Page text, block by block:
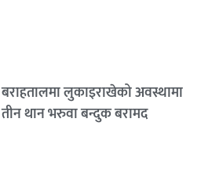
बराहतालमा लुकाइराखेको अवस्थामा
तीन थान भरुवा बन्दुक बरामद